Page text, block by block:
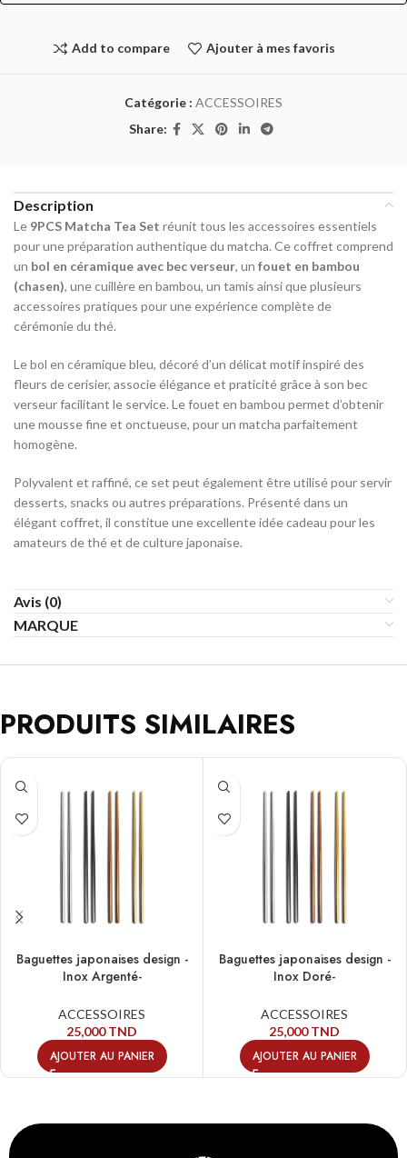
Add to compare Ajouter à mes favoris
Catégorie : ACCESSOIRES
Share:
Description
Le 9PCS Matcha Tea Set réunit tous les accessoires essentiels
pour une préparation authentique du matcha. Ce coffret comprend
un bol en céramique avec bec verseur, un fouet en bambou
(chasen), une cuillère en bambou, un tamis ainsi que plusieurs
accessoires pratiques pour une expérience complète de
cérémonie du thé.
Le bol en céramique bleu, décoré d’un délicat motif inspiré des
fleurs de cerisier, associe élégance et praticité grâce à son bec
verseur facilitant le service. Le fouet en bambou permet d’obtenir
une mousse fine et onctueuse, pour un matcha parfaitement
homogène.
Polyvalent et raffiné, ce set peut également être utilisé pour servir
desserts, snacks ou autres préparations. Présenté dans un
élégant coffret, il constitue une excellente idée cadeau pour les
amateurs de thé et de culture japonaise.
Avis (0)
MARQUE
PRODUITS SIMILAIRES
Baguettes japonaises design -
Inox Argenté-
ACCESSOIRES
25,000TND
AJOUTER AU PANIER
Baguettes japonaises design -
Inox Doré-
ACCESSOIRES
25,000TND
AJOUTER AU PANIER